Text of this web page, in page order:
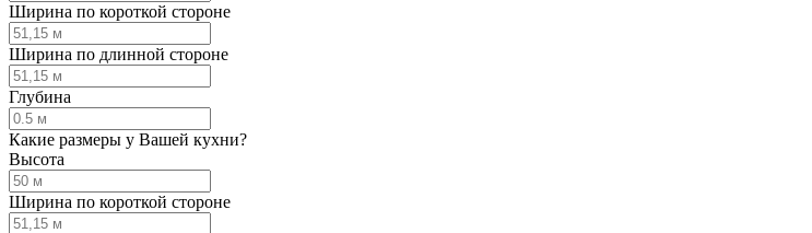
Ширина по короткой стороне
Ширина по длинной стороне
Глубина
Какие размеры у Вашей кухни?
Высота
Ширина по короткой стороне